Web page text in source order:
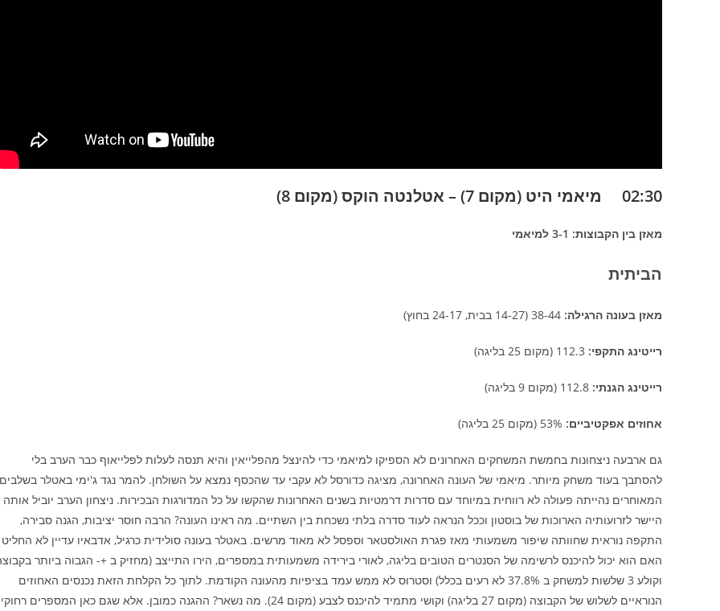
02:30 מיאמי היט (מקום 7) – אטלנטה הוקס (מקום 8)
מאזן בין הקבוצות: 3-1 למיאמי
הביתית
מאזן בעונה הרגילה: 38-44 (14-27 בבית, 24-17 בחוץ)
רייטינג התקפי:
רייטינג הגנתי:
אחוזים אפקטיביים:
גם ארבעה ניצחונות בחמשת המשחקים האחרונים לא הספיקו למיאמי כדי להינצל מהפלייאין והיא תנסה לעלות לפלייאוף כבר הערב בלי
להסתבך בעוד משחק מיותר. מיאמי של העונה האחרונה, מציגה כדורסל לא עקבי עד שהכסף נמצא על השולחן. להמר נגד ג'ימי באטלר בשלבים
המאוחרים נהייתה פעולה לא רווחית במיוחד עם סדרות דרמטיות בשנים האחרונות שהקשו על כל המדורגות הבכירות. ניצחון הערב יוביל אותה
היישר לזרועותיה הארוכות של בוסטון וככל הנראה לעוד סדרה בלתי נשכחת בין השתיים. מה ראינו העונה? הרבה חוסר יציבות, הגנה סבירה,
התקפה נוראית שחוותה שיפור משמעותי מאז פגרת האולסטאר וספסל לא מאוד מרשים. באטלר בעונה סולידית כרגיל, אדבאיו עדיין לא החליט
האם הוא יכול להיכנס לרשימה של הסנטרים הטובים בליגה, לאורי בירידה משמעותית במספרים, הירו התייצב (מחזיק ב +- הגבוה ביותר
וקולע 3 שלשות למשחק ב 37.8% לא רעים בכלל) וסטרוס לא ממש עמד בציפיות מהעונה הקודמת. לתוך כל הקלחת הזאת נכנסים האחוזים
הנוראיים לשלוש של הקבוצה (מקום 27 בליגה) וקושי מתמיד להיכנס לצבע (מקום 24). מה נשאר? ההגנה כמובן. אלא שגם כאן המספרים